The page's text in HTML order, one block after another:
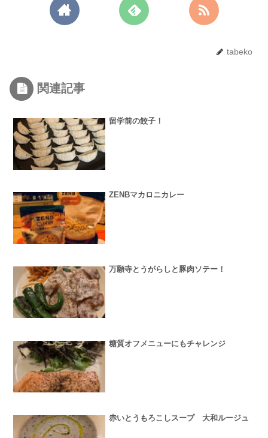
tabeko
関連記事
留学前の餃子！
ZENBマカロニカレー
万願寺とうがらしと豚肉ソテー！
糖質オフメニューにもチャレンジ
赤いとうもろこしスープ 大和ルージュ